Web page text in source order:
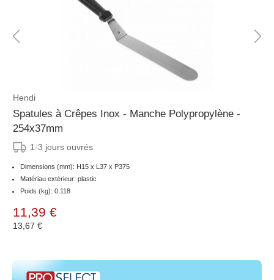
Hendi
Spatules à Crêpes Inox - Manche Polypropylène -
254x37mm
1-3 jours ouvrés
Dimensions (mm): H15 x L37 x P375
Matériau extérieur: plastic
Poids (kg): 0.118
11,39 €
13,67 €